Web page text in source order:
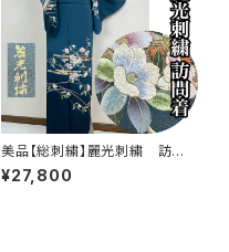
美品【総刺繍】麗光刺繍 訪問
着 正絹 袷 s761
¥27,800